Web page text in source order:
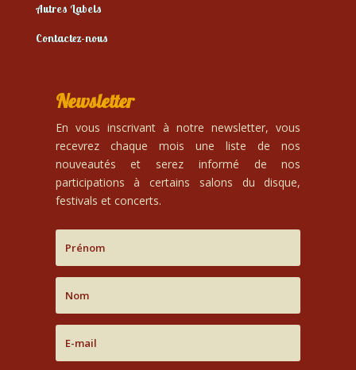
Autres Labels
Contactez-nous
Newsletter
En vous inscrivant à notre newsletter, vous
recevrez chaque mois une liste de nos
nouveautés et serez informé de nos
participations à certains salons du disque,
festivals et concerts.